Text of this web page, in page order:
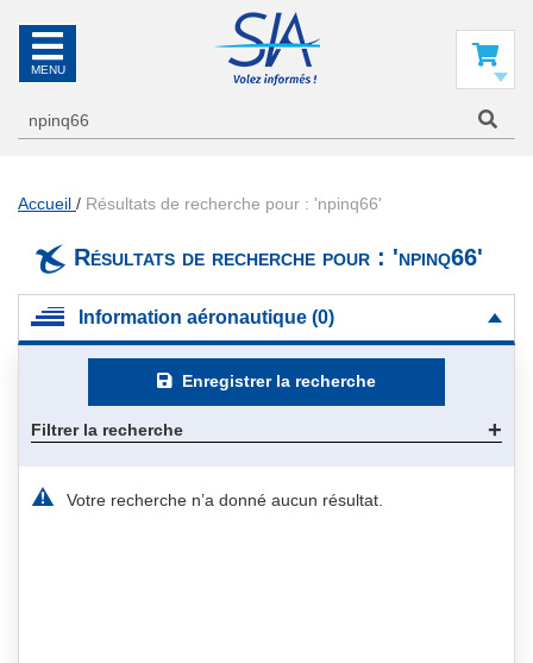
Accueil Résultats de recherche pour : 'npinq66'
Résultats de recherche pour : 'npinq66'
Information aéronautique (0)
Enregistrer la recherche
Filtrer la recherche
Votre recherche n’a donné aucun résultat.